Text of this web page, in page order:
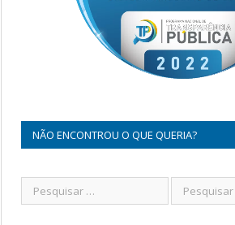
NÃO ENCONTROU O QUE QUERIA?